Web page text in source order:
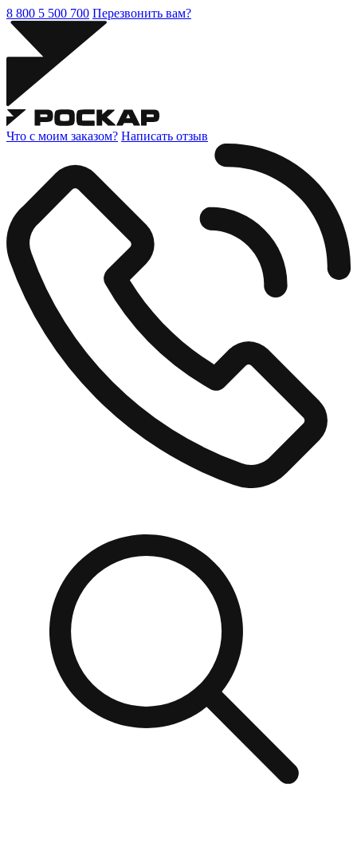
8 800 5 500 700 Перезвонить вам?
Что с моим заказом? Написать отзыв